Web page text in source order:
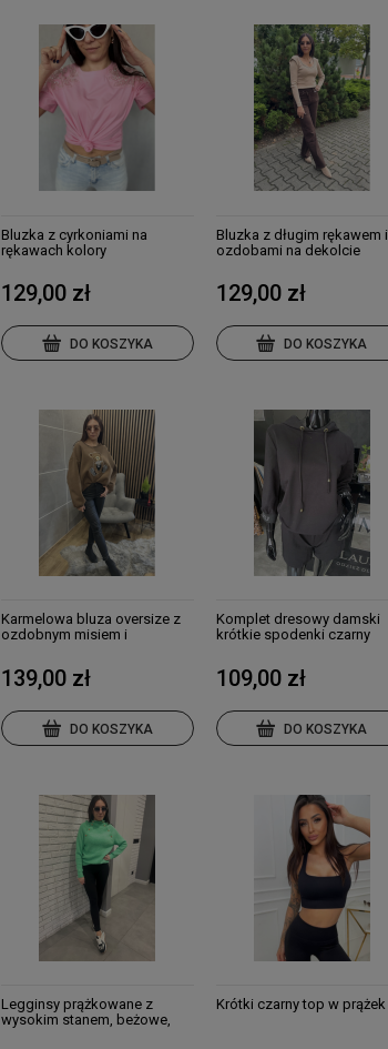
Bluzka z cyrkoniami na
rękawach kolory
129,00 zł
DO KOSZYKA
Bluzka z długim rękawem i
ozdobami na dekolcie
129,00 zł
DO KOSZYKA
Karmelowa bluza oversize z
ozdobnym misiem i
139,00 zł
DO KOSZYKA
Komplet dresowy damski
krótkie spodenki czarny
109,00 zł
DO KOSZYKA
Legginsy prążkowane z
wysokim stanem, beżowe,
Krótki czarny top w prążek